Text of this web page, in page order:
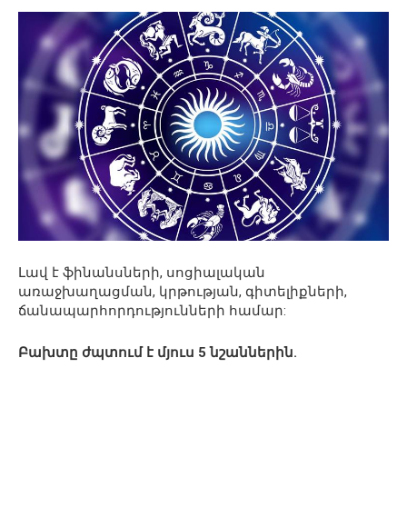
Լավ է ֆինանսների, սոցիալական
առաջխաղացման, կրթության, գիտելիքների,
ճանապարհորդությունների համար:
Բախտը ժպտում է մյուս 5 նշաններին.